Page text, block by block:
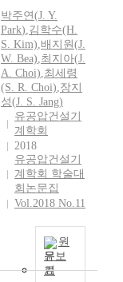
박주연(J. Y.
Park),김학수(H.
S. Kim),배지원(J.
W. Bea),최지아(J.
A. Choi),최세령
(S. R. Choi),장지
성(J. S. Jang)
유공압건설기
계학회
2018
유공압건설기
계학회 학술대
회논문집
Vol.2018 No.11
원
문보
기